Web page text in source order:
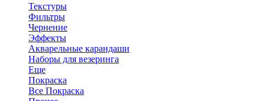
Текстуры
Фильтры
Чернение
Эффекты
Акварельные карандаши
Наборы для везеринга
Еще
Покраска
Все Покраска